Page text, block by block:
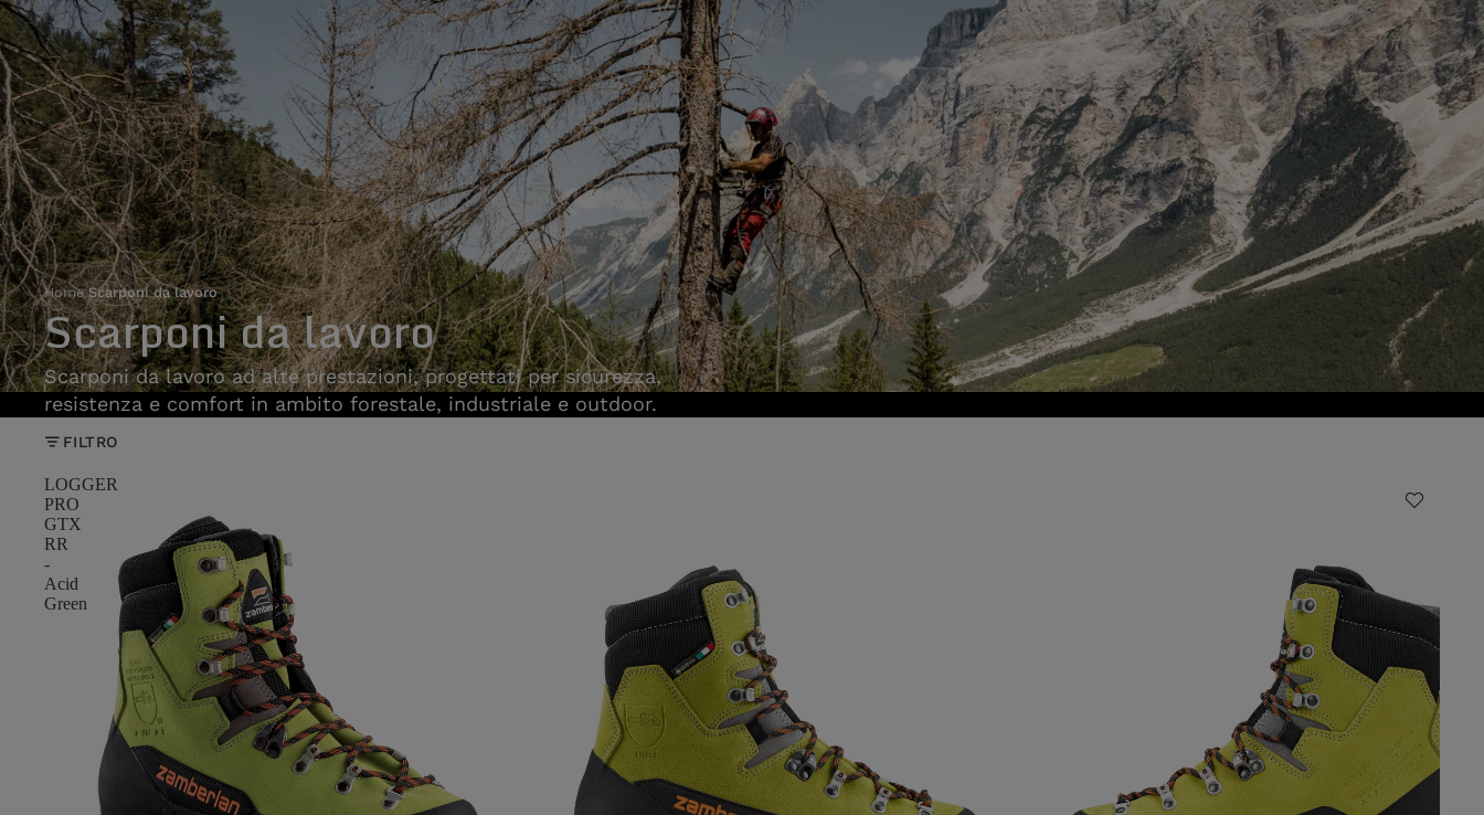
Home›Scarponi da lavoro
Scarponi da lavoro
Scarponi da lavoro ad alte prestazioni, progettati per sicurezza,
resistenza e comfort in ambito forestale, industriale e outdoor.
FILTRO
LOGGER
PRO
GTX
RR
-
Acid
Green